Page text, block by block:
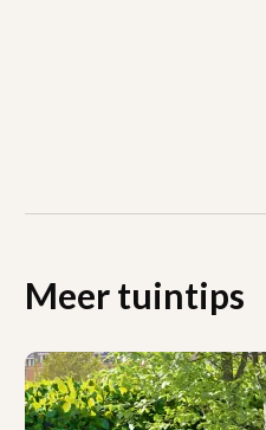
Meer tuintips